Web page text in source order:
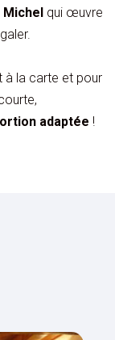
qui œuvre
à la carte et pour
adaptée !